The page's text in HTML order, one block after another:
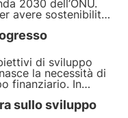
2030 dell’ONU.
avere sostenibilità
serve un
che
di sviluppo
finanziario. In
è discusso sulla
sostenibile
sullo sviluppo